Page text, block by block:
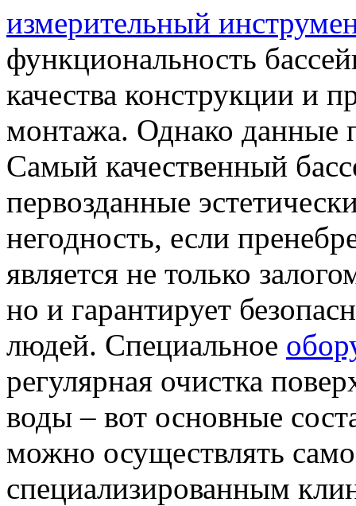
измерительный
функциональность
качества конструкции и
монтажа. Однако данные
Самый качественный
первозданные
негодность, если
является не только
но и гарантирует
людей. Специальное
регулярная очистка
воды – вот основные
можно осуществлять
специализированным